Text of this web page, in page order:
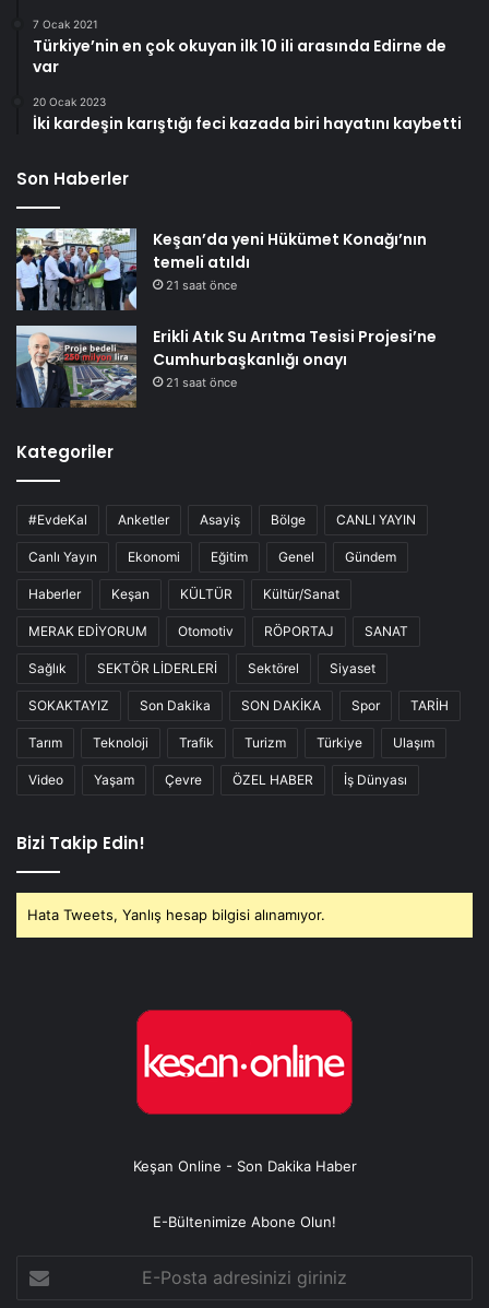
7 Ocak 2021
Türkiye’nin en çok okuyan ilk 10 ili arasında Edirne de
var
20 Ocak 2023
İki kardeşin karıştığı feci kazada biri hayatını kaybetti
Son Haberler
Keşan’da yeni Hükümet Konağı’nın
temeli atıldı
21 saat önce
Erikli Atık Su Arıtma Tesisi Projesi’ne
Cumhurbaşkanlığı onayı
21 saat önce
Kategoriler
#EvdeKal Anketler Asayiş Bölge CANLI YAYIN
Canlı Yayın Ekonomi Eğitim Genel Gündem
Haberler Keşan KÜLTÜR Kültür/Sanat
MERAK EDİYORUM Otomotiv RÖPORTAJ SANAT
Sağlık SEKTÖR LİDERLERİ Sektörel Siyaset
SOKAKTAYIZ Son Dakika SON DAKİKA Spor TARİH
Tarım Teknoloji Trafik Turizm Türkiye Ulaşım
Video Yaşam Çevre ÖZEL HABER İş Dünyası
Bizi Takip Edin!
Hata Tweets, Yanlış hesap bilgisi alınamıyor.
Keşan Online - Son Dakika Haber
E-Bültenimize Abone Olun!
Posta